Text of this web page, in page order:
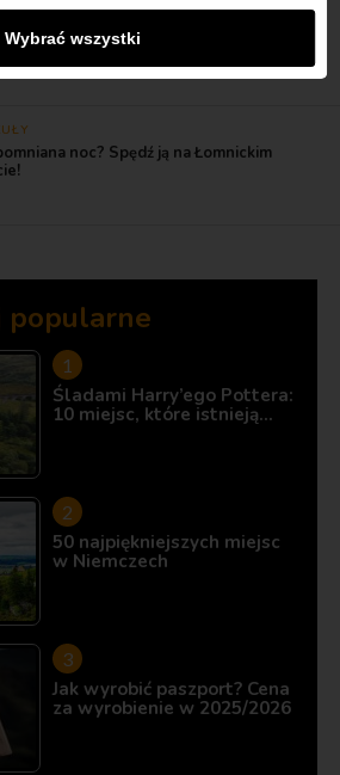
Orawa: ciekawe miejsca na Słowacji
noc? Spędź ją na Łomnickim
popularne
Śladami Harry’ego Pottera:
10 miejsc, które istnieją…
50 najpiękniejszych miejsc
w Niemczech
Jak wyrobić paszport? Cena
za wyrobienie w 2025/2026
Wybrać wszystki